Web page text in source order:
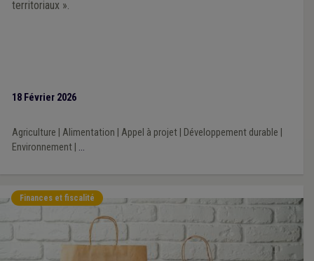
territoriaux ».
18 Février 2026
Agriculture Alimentation Appel à projet| Développement durable
Environnement| ...
Finances et fiscalité